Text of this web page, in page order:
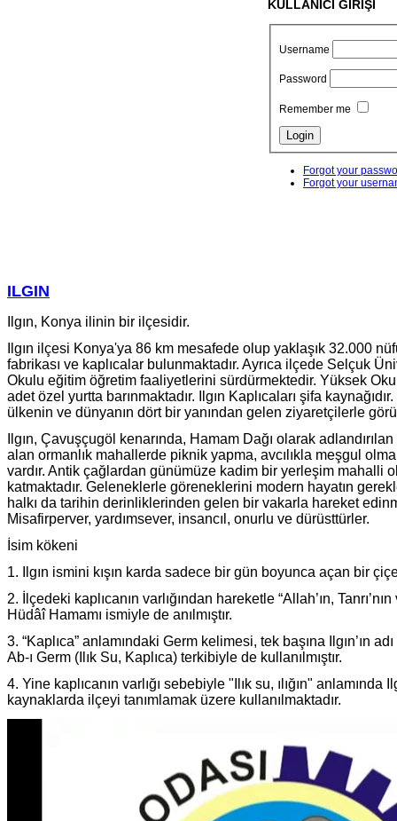
KULLANICI GİRİŞİ
Username
Password
Remember me
Forgot your
Forgot your
ILGIN
Ilgın, Konya ilinin bir ilçesidir.
Ilgın ilçesi Konya'ya 86 km mesafede olup yaklaşık 32.000
fabrikası ve kaplıcalar bulunmaktadır. Ayrıca ilçede Selçuk
Okulu eğitim öğretim faaliyetlerini sürdürmektedir. Yüksek
adet özel yurtta barınmaktadır. Ilgın Kaplıcaları şifa
ülkenin ve dünyanın dört bir yanından gelen ziyaretçilerle
Ilgın, Çavuşçugöl kenarında, Hamam Dağı olarak
alan ormanlık mahallerde piknik yapma, avcılıkla meşgul
vardır. Antik çağlardan günümüze kadim bir yerleşim mahalli
katmaktadır. Geleneklerle göreneklerini modern hayatın
halkı da tarihin derinliklerinden gelen bir vakarla hareket
Misafirperver, yardımsever, insancıl, onurlu ve dürüsttürler.
İsim kökeni
1. Ilgın ismini kışın karda sadece bir gün boyunca açan bir
2. İlçedeki kaplıcanın varlığından hareketle “Allah’ın, Tanrı’nın
Hüdâî Hamamı ismiyle de anılmıştır.
3. “Kaplıca” anlamındaki Germ kelimesi, tek başına Ilgın’ın
Ab-ı Germ (Ilık Su, Kaplıca) terkibiyle de kullanılmıştır.
4. Yine kaplıcanın varlığı sebebiyle "Ilık su, ılığın"
kaynaklarda ilçeyi tanımlamak üzere kullanılmaktadır.